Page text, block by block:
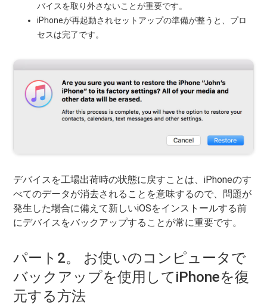
バイスを取り外さないことが重要です。
iPhoneが再起動されセットアップの準備が整うと、プロ
セスは完了です。
デバイスを工場出荷時の状態に戻すことは、iPhoneのす
べてのデータが消去されることを意味するので、問題が
発生した場合に備えて新しいiOSをインストールする前
にデバイスをバックアップすることが常に重要です。
パート2。 お使いのコンピュータで
バックアップを使用してiPhoneを復
元する方法